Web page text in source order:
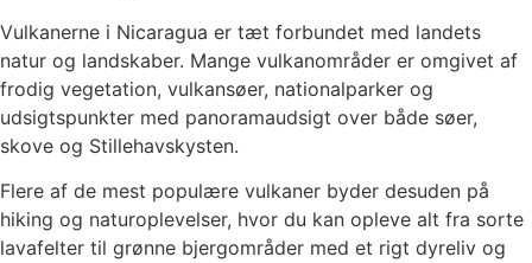
Vulkanerne i Nicaragua er tæt forbundet med landets
natur og landskaber. Mange vulkanområder er omgivet af
frodig vegetation, vulkansøer, nationalparker og
udsigtspunkter med panoramaudsigt over både søer,
skove og Stillehavskysten.
Flere af de mest populære vulkaner byder desuden på
hiking og naturoplevelser, hvor du kan opleve alt fra sorte
lavafelter til grønne bjergområder med et rigt dyreliv og